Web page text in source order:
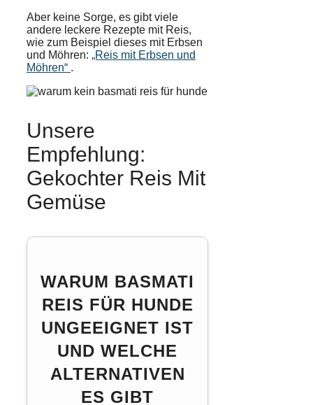
Aber keine Sorge, es gibt viele
andere leckere Rezepte mit Reis,
wie zum Beispiel dieses mit Erbsen
und Möhren: „Reis mit Erbsen und
Möhren“ .
Unsere
Empfehlung:
Gekochter Reis Mit
Gemüse
WARUM BASMATI
REIS FÜR HUNDE
UNGEEIGNET IST
UND WELCHE
ALTERNATIVEN
ES GIBT